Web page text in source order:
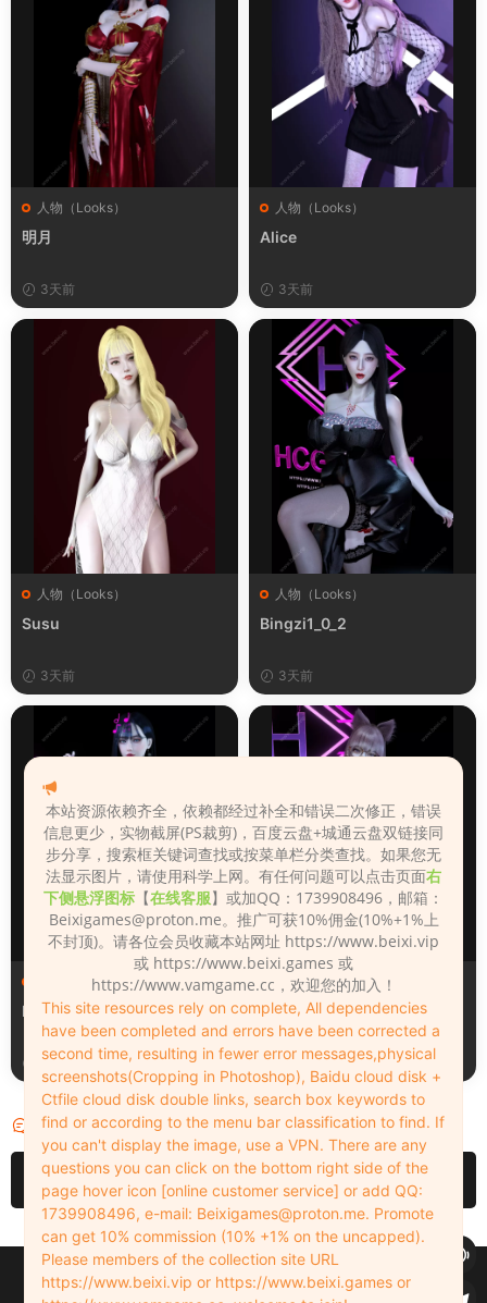
人物（Looks）
明月
3天前
人物（Looks）
Alice
3天前
人物（Looks）
Susu
3天前
人物（Looks）
Bingzi1_0_2
3天前
人物（Looks）
Monica_2_2_2
3天前
人物（Looks）
Lizhen2025
4天前
评论 0
请先登录
Copyleft © 2022-2026 beixi.vip - All Rights Freedom！
创作不易！有能力的同学可以去支持一下原创作者（我们绝对支持），当然
本站资源依赖齐全，依赖都经过补全和错误二次修正，错误
信息更少，实物截屏(PS裁剪)，百度云盘+城通云盘双链接同
步分享，搜索框关键词查找或按菜单栏分类查找。如果您无
法显示图片，请使用科学上网。有任何问题可以点击页面右
下侧悬浮图标 【在线客服】或加QQ：1739908496，邮箱：
Beixigames@proton.me。推广可获10%佣金(10%+1%上
不封顶)。请各位会员收藏本站网址 https://www.beixi.vip
或 https://www.beixi.games 或
https://www.vamgame.cc，欢迎您的加入！
This site resources rely on complete, All dependencies
have been completed and errors have been corrected a
second time, resulting in fewer error messages,physical
screenshots(Cropping in Photoshop), Baidu cloud disk +
Ctfile cloud disk double links, search box keywords to
find or according to the menu bar classification to find. If
you can't display the image, use a VPN. There are any
questions you can click on the bottom right side of the
page hover icon [online customer service] or add QQ:
1739908496, e-mail: Beixigames@proton.me. Promote
can get 10% commission (10% +1% on the uncapped).
Please members of the collection site URL
https://www.beixi.vip or https://www.beixi.games or